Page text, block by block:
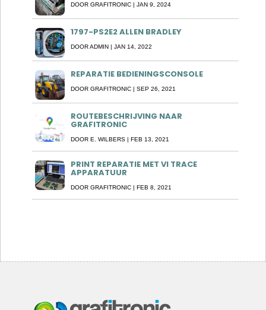
DOOR GRAFITRONIC| JAN 9, 2024
1797-PS2E2 ALLEN BRADLEY
DOORADMIN| JAN 14, 2022
REPARATIE BEDIENINGSCONSOLE
DOOR GRAFITRONIC| SEP 26, 2021
ROUTEBESCHRIJVING NAAR
GRAFITRONIC
DOOR E. WILBERS| FEB 13, 2021
PRINT REPARATIE MET VI TRACE
APPARATUUR
DOOR GRAFITRONIC| FEB 8, 2021